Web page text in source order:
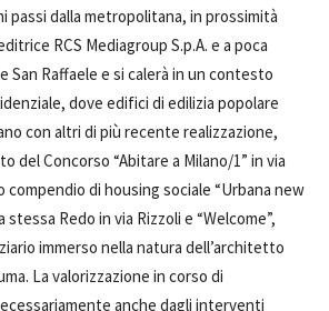
passi dalla metropolitana, in prossimità
RCS Mediagroup S.p.A. e a poca
San Raffaele e si calerà in un contesto
dove edifici di edilizia popolare
con altri di più recente realizzazione,
del Concorso “Abitare a Milano/1” in via
compendio di housing sociale “Urbana new
Redo in via Rizzoli e “Welcome”,
immerso nella natura dell’architetto
La valorizzazione in corso di
anche dagli interventi